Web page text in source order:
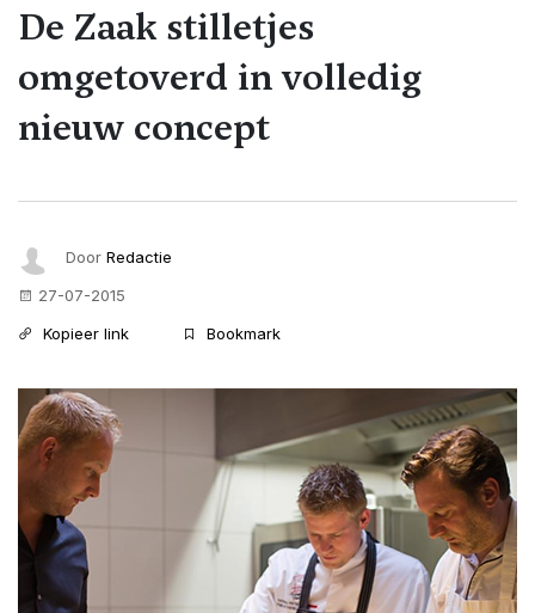
De Zaak stilletjes
omgetoverd in volledig
nieuw concept
Door Redactie
27-07-2015
Kopieer link
Bookmark